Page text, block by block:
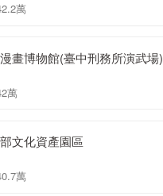
萬
畫博物館(臺中刑務所演武場)
萬
文化資產園區
萬